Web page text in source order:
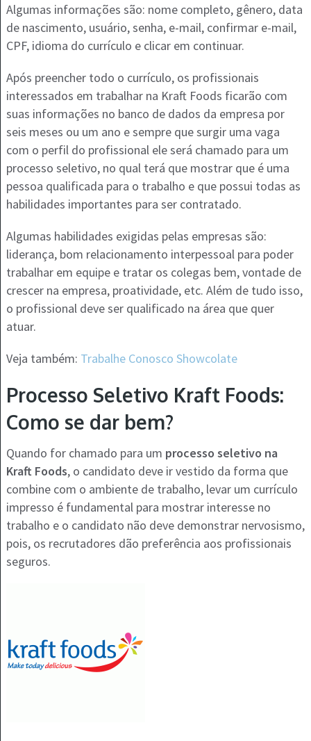
Algumas informações são: nome completo, gênero, data
de nascimento, usuário, senha, e-mail, confirmar e-mail,
CPF, idioma do currículo e clicar em continuar.
Após preencher todo o currículo, os profissionais
interessados em trabalhar na Kraft Foods ficarão com
suas informações no banco de dados da empresa por
seis meses ou um ano e sempre que surgir uma vaga
com o perfil do profissional ele será chamado para um
processo seletivo, no qual terá que mostrar que é uma
pessoa qualificada para o trabalho e que possui todas as
habilidades importantes para ser contratado.
Algumas habilidades exigidas pelas empresas são:
liderança, bom relacionamento interpessoal para poder
trabalhar em equipe e tratar os colegas bem, vontade de
crescer na empresa, proatividade, etc. Além de tudo isso,
o profissional deve ser qualificado na área que quer
atuar.
Veja também: Trabalhe Conosco Showcolate
Processo Seletivo Kraft Foods:
Como se dar bem?
Quando for chamado para um processo seletivo na
Kraft Foods, o candidato deve ir vestido da forma que
combine com o ambiente de trabalho, levar um currículo
impresso é fundamental para mostrar interesse no
trabalho e o candidato não deve demonstrar nervosismo,
pois, os recrutadores dão preferência aos profissionais
seguros.